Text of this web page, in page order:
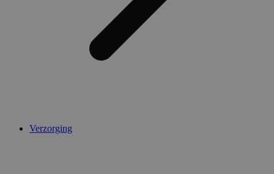
Verzorging